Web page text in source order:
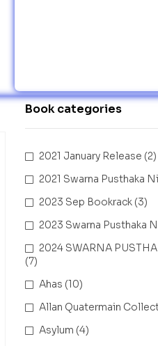
Book categories
2021 January Release (2)
2021 Swarna Pusthaka
2023 Sep Bookrack (3)
2023 Swarna Pusthaka
2024 SWARNA
(7)
Ahas (10)
Allan Quatermain
Asylum (4)